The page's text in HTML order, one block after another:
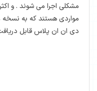
دی ان ان پلاس قابل